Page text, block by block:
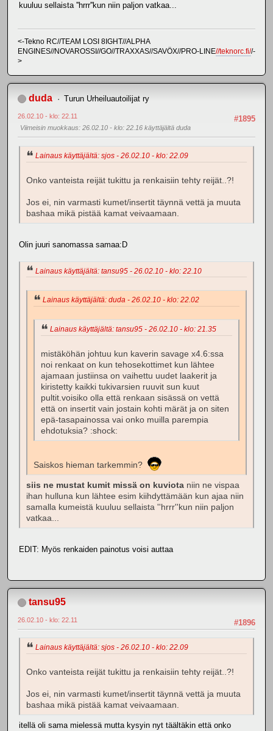
kuuluu sellaista ''hrrr''kun niin paljon vatkaa...
<-Tekno RC//TEAM LOSI 8IGHT//ALPHA
ENGINES//NOVAROSSI//GO//TRAXXAS//SAVÖX//PRO-LINE//teknorc.fi//-
>
duda Turun Urheiluautoilijat ry
#1895
26.02.10 - klo: 22.11
Viimeisin muokkaus: 26.02.10 - klo: 22.16 käyttäjältä duda
Lainaus käyttäjältä: sjos - 26.02.10 - klo: 22.09
Onko vanteista reijät tukittu ja renkaisiin tehty reijät..?!
Jos ei, nin varmasti kumet/insertit täynnä vettä ja muuta
bashaa mikä pistää kamat veivaamaan.
Olin juuri sanomassa samaa:D
Lainaus käyttäjältä: tansu95 - 26.02.10 - klo: 22.10
Lainaus käyttäjältä: duda - 26.02.10 - klo: 22.02
Lainaus käyttäjältä: tansu95 - 26.02.10 - klo: 21.35
mistäköhän johtuu kun kaverin savage x4.6:ssa
noi renkaat on kun tehosekottimet kun lähtee
ajamaan justiinsa on vaihettu uudet laakerit ja
kiristetty kaikki tukivarsien ruuvit sun kuut
pultit.voisiko olla että renkaan sisässä on vettä
että on insertit vain jostain kohti märät ja on siten
epä-tasapainossa vai onko muilla parempia
ehdotuksia? :shock:
Saiskos hieman tarkemmin?
siis ne mustat kumit missä on kuviota niin ne vispaa
ihan hulluna kun lähtee esim kiihdyttämään kun ajaa niin
samalla kumeistä kuuluu sellaista ''hrrr''kun niin paljon
vatkaa...
EDIT: Myös renkaiden painotus voisi auttaa
tansu95
#1896
26.02.10 - klo: 22.11
Lainaus käyttäjältä: sjos - 26.02.10 - klo: 22.09
Onko vanteista reijät tukittu ja renkaisiin tehty reijät..?!
Jos ei, nin varmasti kumet/insertit täynnä vettä ja muuta
bashaa mikä pistää kamat veivaamaan.
itellä oli sama mielessä mutta kysyin nyt täältäkin että onko